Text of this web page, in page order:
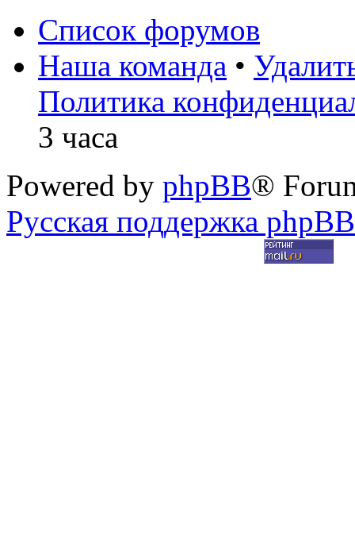
Список форумов
Наша команда •
Политика
3 часа
Powered by phpBB®
Русская поддержка phpBB